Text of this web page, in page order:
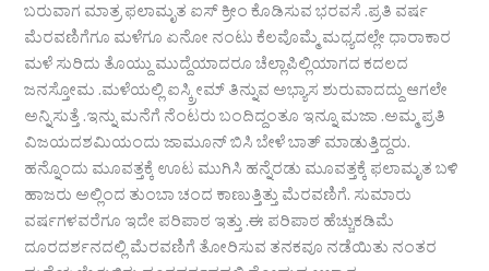
ಬರುವಾಗ ಮಾತ್ರ ಫಲಾಮೃತ ಐಸ್ ಕ್ರೀಂ ಕೊಡಿಸುವ ಭರವಸೆ .ಪ್ರತಿ ವರ್ಷ
ಮೆರವಣಿಗೆಗೂ ಮಳೆಗೂ ಏನೋ ನಂಟು ಕೆಲವೊಮ್ಮೆ ಮಧ್ಯದಲ್ಲೇ ಧಾರಾಕಾರ
ಮಳೆ ಸುರಿದು ತೊಯ್ದು ಮುದ್ದೆಯಾದರೂ ಚೆಲ್ಲಾಪಿಲ್ಲಿಯಾಗದ ಕದಲದ
ಜನಸ್ತೋಮ .ಮಳೆಯಲ್ಲಿ ಐಸ್ಕ್ರೀಮ್ ತಿನ್ನುವ ಅಭ್ಯಾಸ ಶುರುವಾದದ್ದು ಆಗಲೇ
ಅನ್ನಿಸುತ್ತೆ .ಇನ್ನು ಮನೆಗೆ ನೆಂಟರು ಬಂದಿದ್ದಂತೂ ಇನ್ನೂ ಮಜಾ .ಅಮ್ಮ ಪ್ರತಿ
ವಿಜಯದಶಮಿಯಂದು ಜಾಮೂನ್ ಬಿಸಿ ಬೇಳೆ ಬಾತ್ ಮಾಡುತ್ತಿದ್ದರು.
ಹನ್ನೊಂದು ಮೂವತ್ತಕ್ಕೆ ಊಟ ಮುಗಿಸಿ ಹನ್ನೆರಡು ಮೂವತ್ತಕ್ಕೆ ಫಲಾಮೃತ ಬಳಿ
ಹಾಜರು ಅಲ್ಲಿಂದ ತುಂಬಾ ಚಂದ ಕಾಣುತ್ತಿತ್ತು ಮೆರವಣಿಗೆ. ಸುಮಾರು
ವರ್ಷಗಳವರೆಗೂ ಇದೇ ಪರಿಪಾಠ ಇತ್ತು .ಈ ಪರಿಪಾಠ ಹೆಚ್ಚುಕಡಿಮೆ
ದೂರದರ್ಶನದಲ್ಲಿ ಮೆರವಣಿಗೆ ತೋರಿಸುವ ತನಕವೂ ನಡೆಯಿತು ನಂತರ